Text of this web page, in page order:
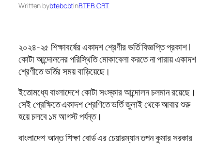
Written bybtebcbtinBTEB CBT
২০২৪-২৫ শিক্ষাবর্ষের একাদশ শ্রেণীর ভর্তি বিজ্ঞপ্তি প্রকাশ |
কোটা আন্দোলনের পরিস্থিতি মোকাবেলা করতে না পারায় একাদশ
শ্রেণীতে ভর্তির সময় বাড়িয়েছে।
ইতোমধ্যে বাংলাদেশে কোটা সংস্কার আন্দোলন চলমান রয়েছে।
সেই প্রেক্ষিতে একাদশ শ্রেণিতে ভর্তি জুলাই থেকে আবার শুরু
হয়ে চলবে ১ম আগস্ট পর্যন্ত।
বাংলাদেশ আন্ত শিক্ষা বোর্ড এর চেয়ারম্যান তপন কুমার সরকার